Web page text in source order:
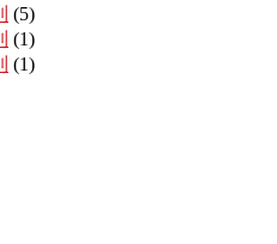
(5)
(1)
(1)